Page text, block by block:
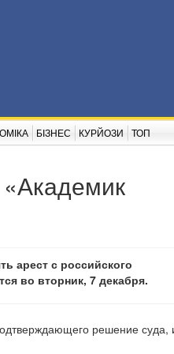
БІЗНЕС КУРЙОЗИ ТОП
«Академик
арест с российского
во вторник, 7 декабря.
решение суда,